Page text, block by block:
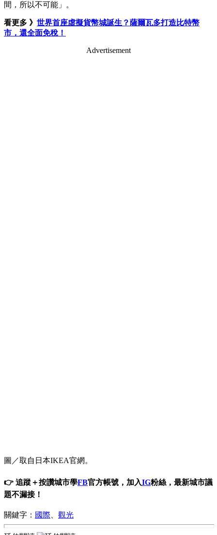
間，所以不可能」。
看更多 》 世界首座虛擬貨幣城誕生？薩爾瓦多打造比特幣
市，還全面免稅！
Advertisement
圖／取自日本IKEA官網。
👉 追蹤＋按讚城市學FB官方帳號，加入IG粉絲，最新城市議
題不漏接！
關鍵字： 國際 觀光